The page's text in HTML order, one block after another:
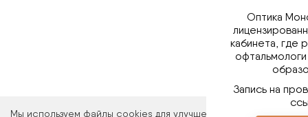
Мы используем файлы cookies для улучшения работы сайта.
Оптика
кабинета, где
Запись на